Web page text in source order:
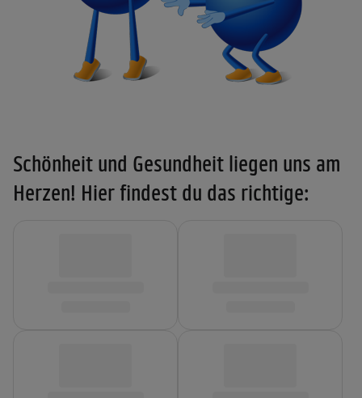
Schönheit und Gesundheit liegen uns am
Herzen! Hier findest du das richtige: